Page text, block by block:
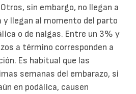
sin embargo, no llegan a
y llegan al momento del parto
o de nalgas. Entre un 3% y
a término corresponden a
Es habitual que las
semanas del embarazo, si
en podálica, causen